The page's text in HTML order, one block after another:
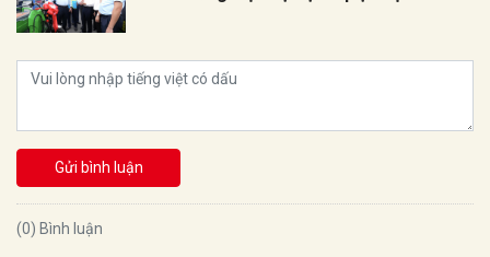
Gửi bình luận
(0) Bình luận